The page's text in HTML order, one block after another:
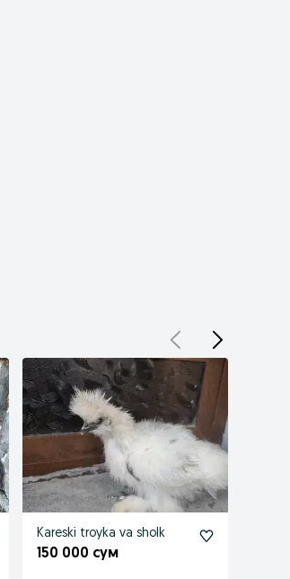
Kareski troyka va sholk
150 000 сум